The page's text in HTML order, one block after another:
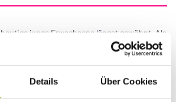
Details Über Cookies
junge Erwachsene längst gewöhnt. Als
Internet aufgewachsen, war die Entstehung
Teil des eigenen Großwerdens.
& Co. sind ihnen gängige Werkzeuge
Arbeitens – die dazugehörige
weltweite Vernetzung eine
Freiheit pur – im Cyberspace, im